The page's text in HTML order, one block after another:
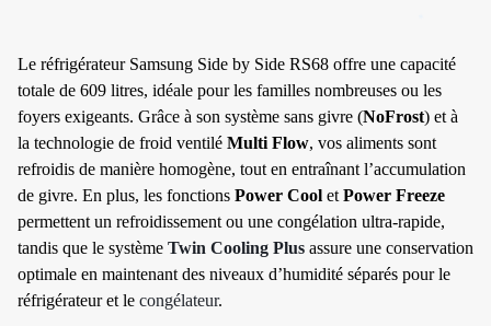
Le réfrigérateur Samsung Side by Side RS68 offre une capacité
totale de 609 litres, idéale pour les familles nombreuses ou les
foyers exigeants. Grâce à son système sans givre (NoFrost) et à
la technologie de froid ventilé Multi Flow, vos aliments sont
refroidis de manière homogène, tout en entraînant l’accumulation
de givre. En plus, les fonctions Power Cool et Power Freeze
permettent un refroidissement ou une congélation ultra-rapide,
tandis que le système Twin Cooling Plus assure une conservation
optimale en maintenant des niveaux d’humidité séparés pour le
réfrigérateur et le congélateur.
✱